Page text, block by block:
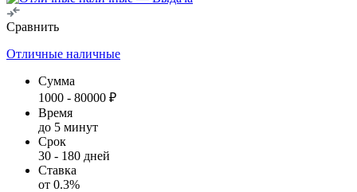
Сравнить
Отличные наличные
Сумма
1000 - 80000 ₽
Время
до 5 минут
Срок
30 - 180 дней
Ставка
от 0.3%